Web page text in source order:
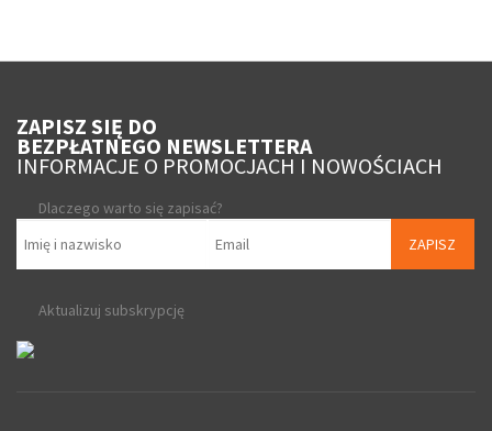
ZAPISZ SIĘ DO
BEZPŁATNEGO NEWSLETTERA
INFORMACJE O PROMOCJACH I NOWOŚCIACH
Dlaczego warto się zapisać?
ZAPISZ
Aktualizuj subskrypcję